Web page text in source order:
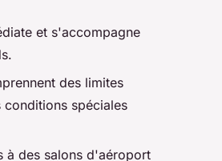
et s'accompagne
des limites
spéciales
à des salons d'aéroport